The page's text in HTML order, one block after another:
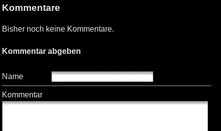
Kommentare
Bisher noch keine Kommentare.
Kommentar abgeben
Name
Kommentar